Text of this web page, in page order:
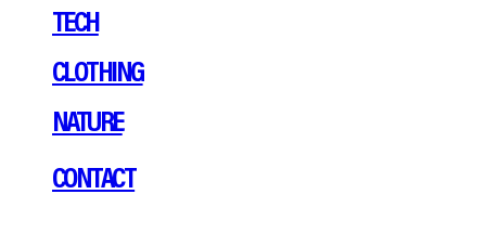
TECH
CLOTHING
NATURE
CONTACT